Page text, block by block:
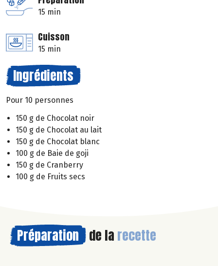
15 min
Cuisson
15 min
Ingrédients
Pour 10 personnes
150 g de Chocolat noir
150 g de Chocolat au lait
150 g de Chocolat blanc
100 g de Baie de goji
150 g de Cranberry
100 g de Fruits secs
Préparation de la recette